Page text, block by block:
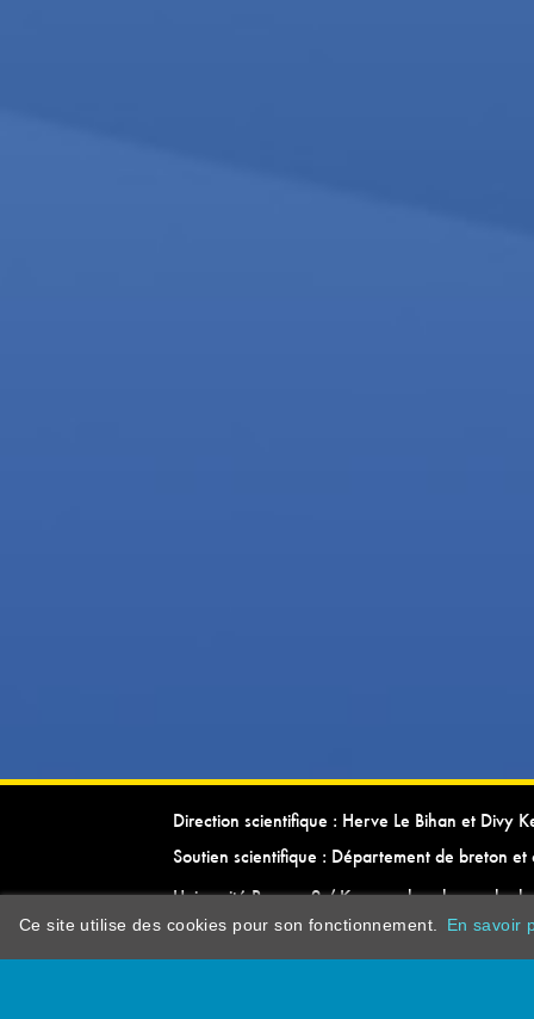
Direction scientifique : Herve Le Bihan et Divy
Soutien scientifique : Département de breton et
Université Rennes 2 / Kevrenn brezhoneg ha
Ce site utilise des cookies pour son fonctionnement. En savoir